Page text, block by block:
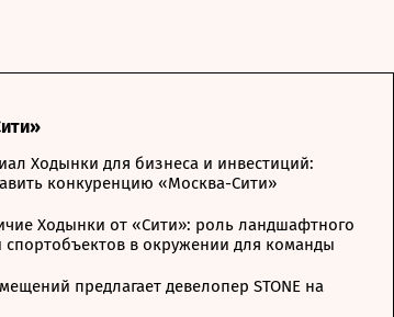
Ходынки для бизнеса и инвестиций:
конкуренцию «Москва-Сити»
Ходынки от «Сити»: роль ландшафтного
в окружении для команды
предлагает девелопер STONE на